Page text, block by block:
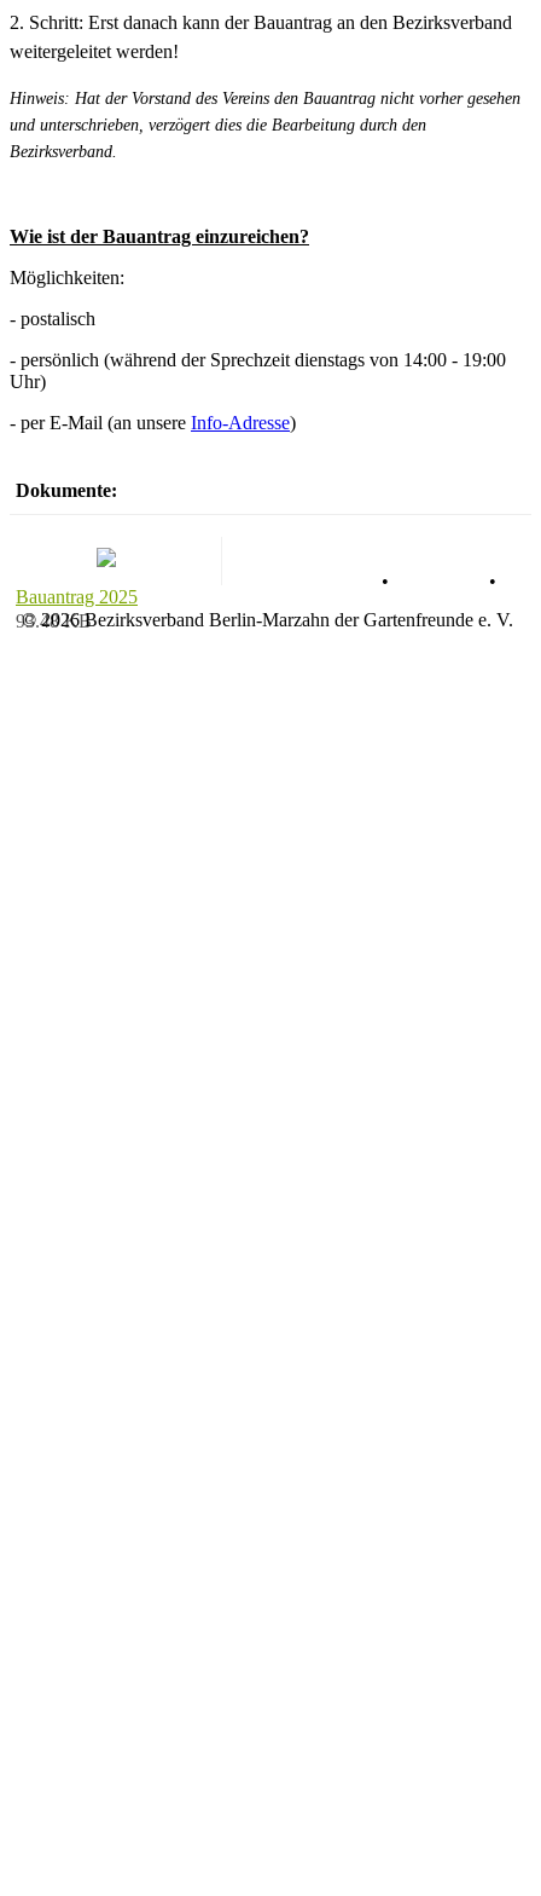
2. Schritt: Erst danach kann der Bauantrag an den Bezirksverband
weitergeleitet werden!
Hinweis: Hat der Vorstand des Vereins den Bauantrag nicht vorher gesehen
und unterschrieben, verzögert dies die Bearbeitung durch den
Bezirksverband.
Wie ist der Bauantrag einzureichen?
Möglichkeiten:
- postalisch
- persönlich (während der Sprechzeit dienstags von 14:00 - 19:00
Uhr)
- per E-Mail (an unsere Info-Adresse)
Dokumente:
Bauantrag 2025
93.48 KB
•
•
© 2026 Bezirksverband Berlin-Marzahn der Gartenfreunde e. V.